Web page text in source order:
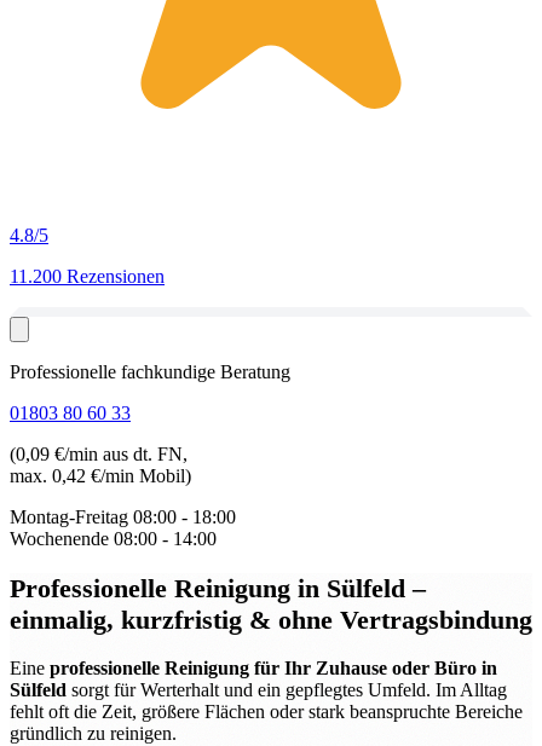
4.8/5
11.200 Rezensionen
Professionelle fachkundige Beratung
01803 80 60 33
(0,09 €/min aus dt. FN,
max. 0,42 €/min Mobil)
Montag-Freitag 08:00 - 18:00
Wochenende 08:00 - 14:00
Professionelle Reinigung in Sülfeld–
einmalig, kurzfristig & ohne Vertragsbindung
Eine professionelle Reinigung für Ihr Zuhause oder Büro in
Sülfeld sorgt für Werterhalt und ein gepflegtes Umfeld. Im Alltag
fehlt oft die Zeit, größere Flächen oder stark beanspruchte Bereiche
gründlich zu reinigen.